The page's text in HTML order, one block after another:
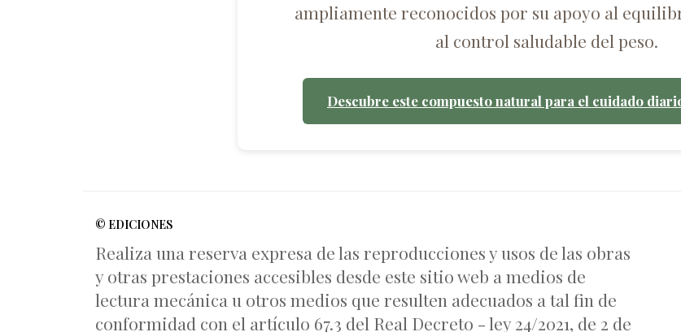
ampliamente reconocidos por su apoyo al
al control saludable del peso.
Descubre este compuesto natural para el cuidado
© EDICIONES
Realiza una reserva expresa de las reproducciones y usos de las obras
y otras prestaciones accesibles desde este sitio web a medios de
lectura mecánica u otros medios que resulten adecuados a tal fin de
conformidad con el artículo 67.3 del Real Decreto - ley 24/2021, de 2 de